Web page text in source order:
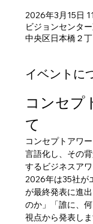
2026年3月15日
ビジョンセンタ
中央区日本橋２
イベントに
コンセプ
て
コンセプトアワ
言語化し、その
するビジネスアワ
2026年は35社が
が最終発表に進
のか」「誰に、
視点から発表しま